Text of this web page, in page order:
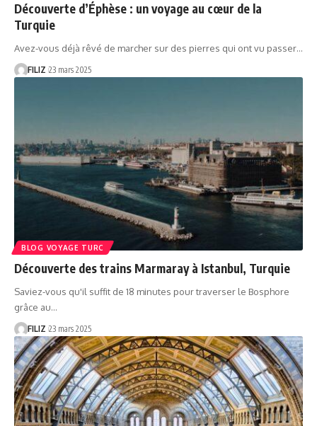
Découverte d’Éphèse : un voyage au cœur de la
Turquie
Avez-vous déjà rêvé de marcher sur des pierres qui ont vu passer…
FILIZ 23 mars 2025
BLOG VOYAGE TURC
Découverte des trains Marmaray à Istanbul, Turquie
Saviez-vous qu'il suffit de 18 minutes pour traverser le Bosphore
grâce au…
FILIZ 23 mars 2025